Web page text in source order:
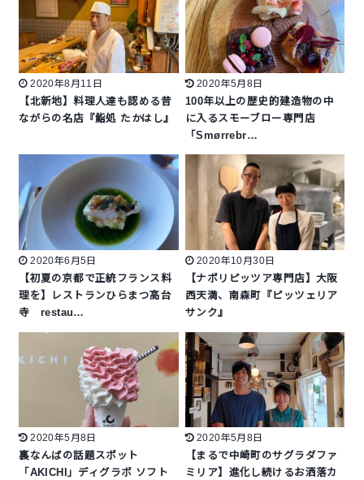
2020年8月11日
【北新地】料理人達も認める昔
ながらの名店『鮨処 たかはし』
2020年5月8日
100年以上の歴史的建造物の中
に入るスモーブロー専門店
「Smørrebr…
2020年6月5日
【初夏の京都で正統フランス料
理を】レストランひらまつ高台
寺 restau…
2020年10月30日
【ナポリピッツア専門店】大阪
西天満、南森町『ピッツェリア
サンク』
2020年5月8日
裏なんばの話題スポット
「AKICHI」ディグラボ ソフト
2020年5月8日
【まるで中崎町のサグラダファ
ミリア】進化し続けるお洒落カ